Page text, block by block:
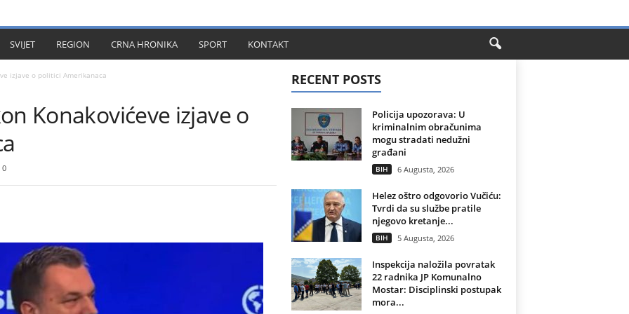
SVIJET REGION CRNA HRONIKA SPORT KONTAKT
izjave o politici Amerikanaca
Konakovićeve izjave o
0
RECENT POSTS
Policija upozorava: U
kriminalnim obračunima
mogu stradati nedužni
građani
BIH 6 Augusta, 2026
Helez oštro odgovorio Vučiću:
Tvrdi da su službe pratile
njegovo kretanje...
BIH 5 Augusta, 2026
Inspekcija naložila povratak
22 radnika JP Komunalno
Mostar: Disciplinski postupak
mora...